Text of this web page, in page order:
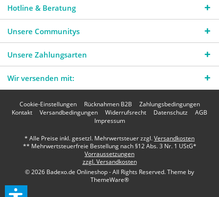
Hotline & Beratung
Unsere Communitys
Unsere Zahlungsarten
Wir versenden mit:
Cookie-Einstellungen Rücknahmen B2B
Zahlungsbedingungen
Kontakt
Versandbedingungen Widerrufsrecht Datenschutz
AGB
Impressum
* Alle Preise inkl. gesetzl. Mehrwertsteuer zzgl.Versandkosten
** Mehrwertsteuerfreie Bestellung nach §12 Abs. 3 Nr. 1 UStG*
Vorraussetzungen
zzgl. Versandkosten
© 2026 Badexo.de Onlineshop - All Rights Reserved. Theme by
ThemeWare®